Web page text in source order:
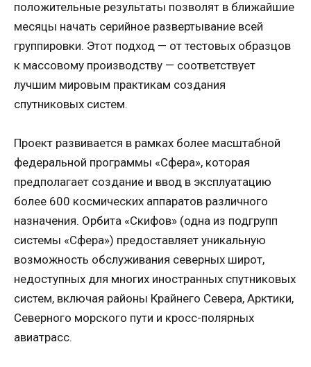
положительные результаты позволят в ближайшие
месяцы начать серийное развертывание всей
группировки. Этот подход — от тестовых образцов
к массовому производству — соответствует
лучшим мировым практикам создания
спутниковых систем.
Проект развивается в рамках более масштабной
федеральной программы «Сфера», которая
предполагает создание и ввод в эксплуатацию
более 600 космических аппаратов различного
назначения. Орбита «Скифов» (одна из подгрупп
системы «Сфера») предоставляет уникальную
возможность обслуживания северных широт,
недоступных для многих иностранных спутниковых
систем, включая районы Крайнего Севера, Арктики,
Северного морского пути и кросс-полярных
авиатрасс.